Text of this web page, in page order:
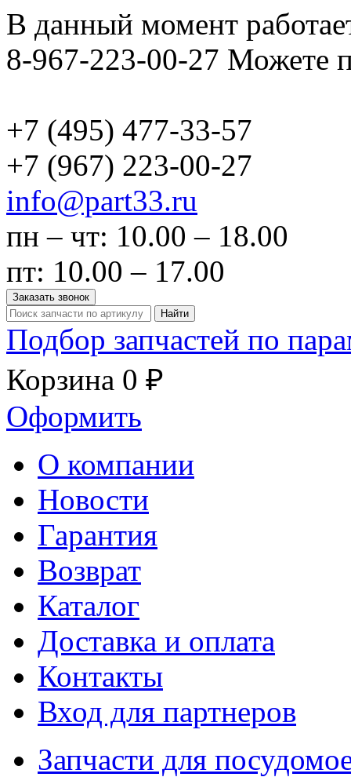
В данный момент
8-967-223-00-27 Можете
+7 (495) 477-33-57
+7 (967) 223-00-27
info@part33.ru
пн – чт: 10.00 – 18.00
пт: 10.00 – 17.00
Заказать звонок
Найти
Подбор запчастей по
Корзина 0 ₽
Оформить
О компании
Новости
Гарантия
Возврат
Каталог
Доставка и оплата
Контакты
Вход для партнеров
Запчасти для